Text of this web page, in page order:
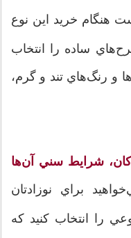
هنگام خريد اين نوع
ساده را انتخاب
و رنگ‌هاي تند و گرم،
شرايط سني آن‌ها
براي نوزادتان
را انتخاب کنيد که